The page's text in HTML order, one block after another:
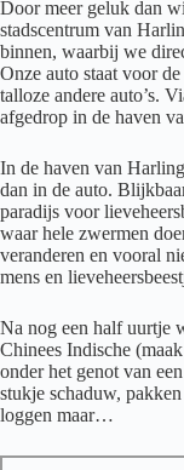
Door meer geluk dan
stadscentrum van
binnen, waarbij we
Onze auto staat voor
talloze andere auto’s.
afgedrop in de haven
In de haven van
dan in de auto.
paradijs voor
waar hele zwermen
veranderen en vooral
mens en
Na nog een half uurtje
Chinees Indische
onder het genot van
stukje schaduw,
loggen maar…